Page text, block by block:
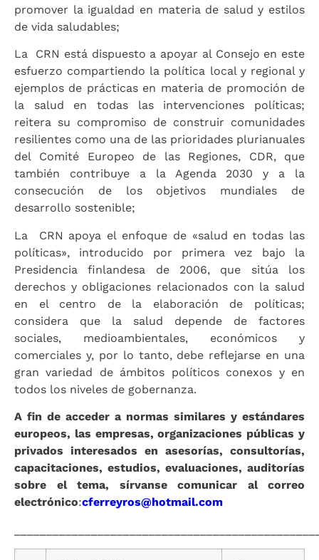
promover la igualdad en materia de salud y estilos
de vida saludables;
La CRN está dispuesto a apoyar al Consejo en este
esfuerzo compartiendo la política local y regional y
ejemplos de prácticas en materia de promoción de
la salud en todas las intervenciones políticas;
reitera su compromiso de construir comunidades
resilientes como una de las prioridades plurianuales
del Comité Europeo de las Regiones, CDR, que
también contribuye a la Agenda 2030 y a la
consecución de los objetivos mundiales de
desarrollo sostenible;
La CRN apoya el enfoque de «salud en todas las
políticas», introducido por primera vez bajo la
Presidencia finlandesa de 2006, que sitúa los
derechos y obligaciones relacionados con la salud
en el centro de la elaboración de políticas;
considera que la salud depende de factores
sociales, medioambientales, económicos y
comerciales y, por lo tanto, debe reflejarse en una
gran variedad de ámbitos políticos conexos y en
todos los niveles de gobernanza.
A fin de acceder a normas similares y estándares
europeos, las empresas, organizaciones públicas y
privados interesados en asesorías, consultorías,
capacitaciones, estudios, evaluaciones, auditorías
sobre el tema, sírvanse comunicar al correo
electrónico:cferreyros@hotmail.com